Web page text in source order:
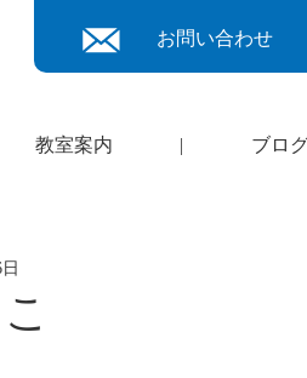
お問い合わせ
教室案内 | ブロ